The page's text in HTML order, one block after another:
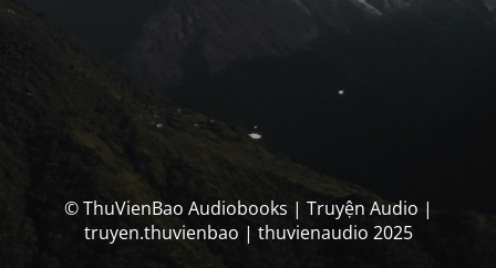
© ThuVienBao Audiobooks | Truyện Audio |
truyen.thuvienbao | thuvienaudio 2025